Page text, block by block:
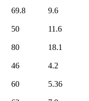
69.8
9.6
50
11.6
80
18.1
46
4.2
60
5.36